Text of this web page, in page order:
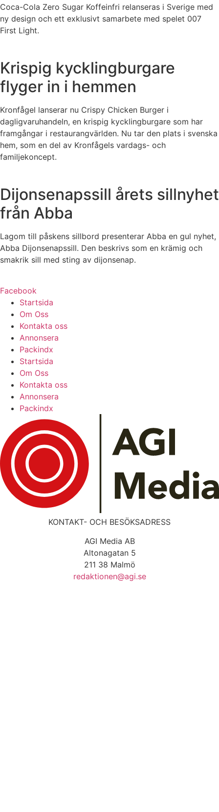
Coca-Cola Zero Sugar Koffeinfri relanseras i Sverige med
ny design och ett exklusivt samarbete med spelet 007
First Light.
Krispig kycklingburgare
flyger in i hemmen
Kronfågel lanserar nu Crispy Chicken Burger i
dagligvaruhandeln, en krispig kycklingburgare som har
framgångar i restaurangvärlden. Nu tar den plats i svenska
hem, som en del av Kronfågels vardags- och
familjekoncept.
Dijonsenapssill årets sillnyhet
från Abba
Lagom till påskens sillbord presenterar Abba en gul nyhet,
Abba Dijonsenapssill. Den beskrivs som en krämig och
smakrik sill med sting av dijonsenap.
Facebook
Startsida
Om Oss
Kontakta oss
Annonsera
Packindx
Startsida
Om Oss
Kontakta oss
Annonsera
Packindx
KONTAKT- OCH BESÖKSADRESS
AGI Media AB
Altonagatan 5
211 38 Malmö
redaktionen@agi.se